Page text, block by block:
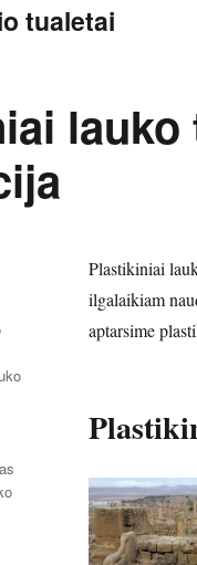
tualetai
Plastikiniai
ilgalaikiam
aptarsime